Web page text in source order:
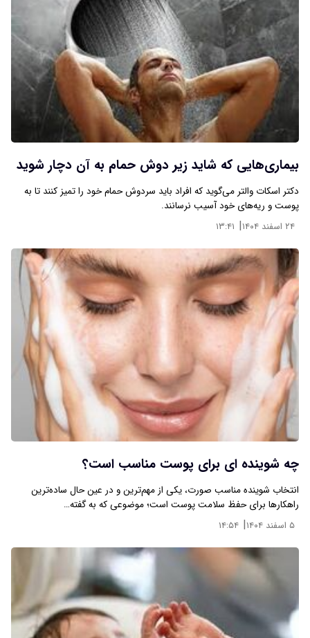
بیماری‌هایی که شاید زیر دوش حمام به آن دچار شوید
دکتر اسکات والتر می‌گوید که افراد باید سردوش حمام خود را تمیز کنند تا به
پوست و ریه‌های خود آسیب نرسانند.
۲۴ اسفند ۱۴۰۴ | ۱۳:۴۱
چه شوینده ای برای پوست مناسب است؟
انتخاب شوینده مناسب صورت، یکی از مهم‌ترین و در عین حال ساده‌ترین
راهکارها برای حفظ سلامت پوست است؛ موضوعی که به گفته…
۵ اسفند ۱۴۰۴ | ۱۴:۵۴